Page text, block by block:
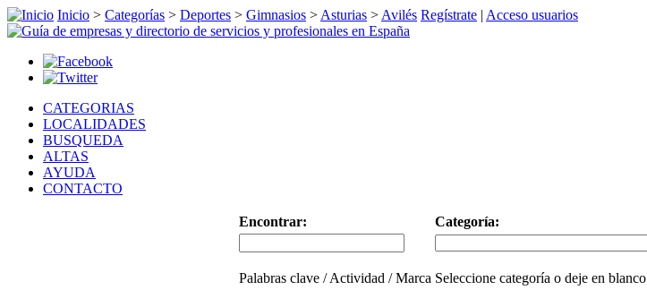
Inicio > Categorías > Deportes > Gimnasios > Asturias > Avilés Regístrate | Acceso usuarios
CATEGORIAS
LOCALIDADES
BUSQUEDA
ALTAS
AYUDA
CONTACTO
Encontrar: Categoría:
Palabras clave / Actividad / Marca Seleccione categoría o deje en blanco